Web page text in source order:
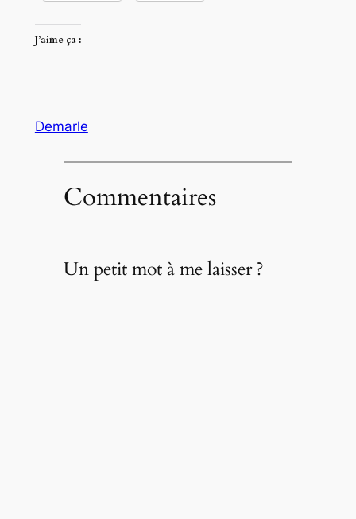
J’aime ça :
Demarle
Commentaires
Un petit mot à me laisser ?